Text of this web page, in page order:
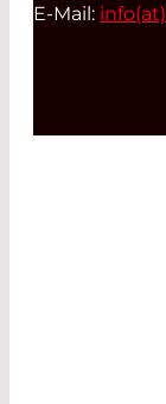
E-Mail: info(at)